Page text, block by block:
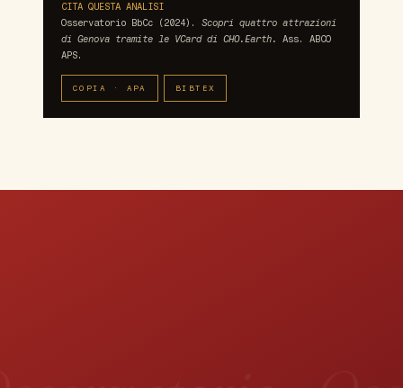
CITA QUESTA ANALISI
Osservatorio BbCc (2024). Scopri quattro attrazioni
di Genova tramite le VCard di CHO.Earth.
Ass. ABCO
APS.
COPIA · APA BIBTEX